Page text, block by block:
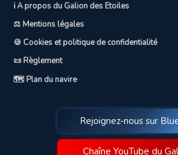
ℹ️ A propos du Galion des Etoiles
⚖️ Mentions légales
🍪 Cookies et politique de confidentialité
📜 Règlement
🗺️ Plan du navire
Rejoignez-nous sur
Chaîne YouTube du